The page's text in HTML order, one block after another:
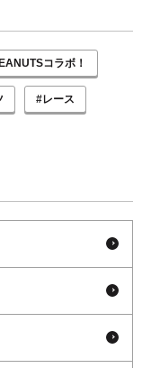
コラボ！
#レース